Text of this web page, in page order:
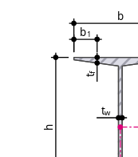
b
b1
h
t
f
tw